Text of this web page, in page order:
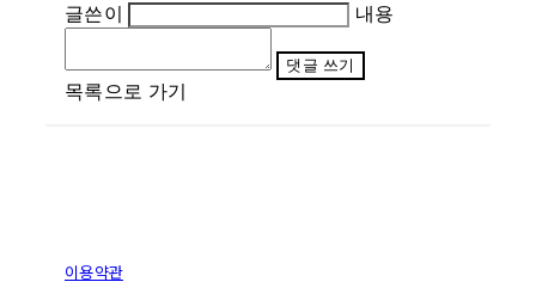
글쓴이
내용
댓글 쓰기
목록으로 가기
이용약관